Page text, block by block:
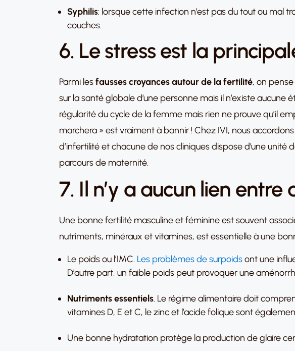
Syphilis: lorsque cette infection n’est pas du tout ou mal
couches.
6. Le stress est la
Parmi lesfausses croyances autour de la fertilité, on
sur la santé globale d’une personne mais il n’existe aucune
régularité du cycle de la femme mais rien ne prouve qu’il
marchera » est vraiment à bannir ! Chez IVI, nous
d’infertilité et chacune de nos cliniques dispose d’une
parcours de maternité.
7. Il n’y a aucun lien
Une bonne fertilité masculine et féminine est souvent
nutriments, minéraux et vitamines, est essentielle à une
Le poids ou l’IMC. Les problèmes de surpoidsont une
D’autre part, un faible poids peut provoquer une
Nutriments essentiels. Le régime alimentaire doit
vitamines D, E et C, le zinc et l’acide folique sont
Une bonne hydratation protège la production de glaire